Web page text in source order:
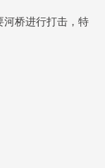
河桥进行打击，特